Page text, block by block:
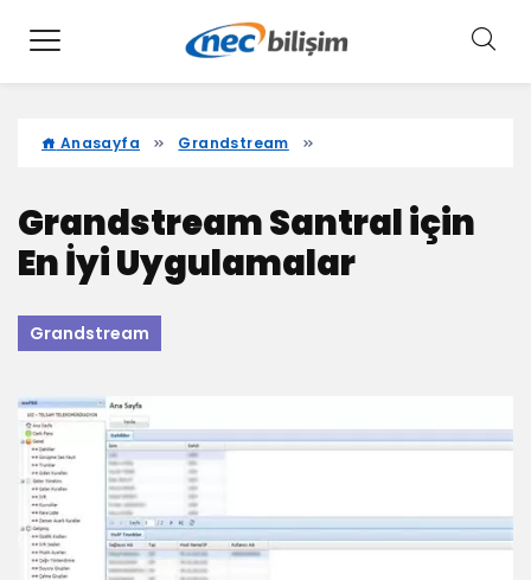
Anasayfa Grandstream
Grandstream Santral için
En İyi Uygulamalar
Grandstream